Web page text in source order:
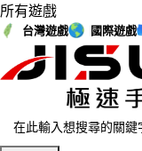
所有遊戲
台灣遊戲 國際遊戲